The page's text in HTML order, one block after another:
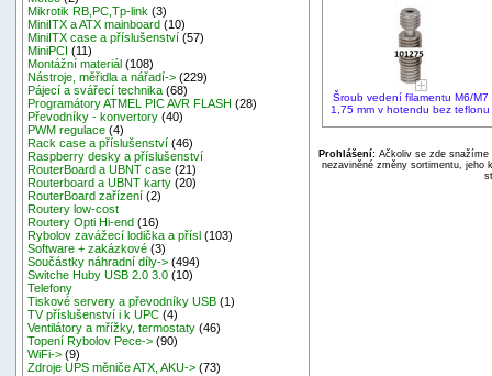
Mikrotik RB,PC,Tp-link (3)
MiniITX a ATX mainboard (10)
MiniITX case a příslušenství (57)
MiniPCI (11)
Montážní materiál (108)
Nástroje, měřidla a nářadí-> (229)
Pájecí a svářecí technika (68)
Programátory ATMEL PIC AVR FLASH (28)
Převodníky - konvertory (40)
PWM regulace (4)
Rack case a příslušenství (46)
Raspberry desky a příslušenství
RouterBoard a UBNT case (21)
Routerboard a UBNT karty (20)
RouterBoard zařízení (2)
Routery low-cost
Routery Opti Hi-end (16)
Rybolov zavážecí lodička a přísl (103)
Software + zakázkové (3)
Součástky náhradní díly-> (494)
Switche Huby USB 2.0 3.0 (10)
Telefony
Tiskové servery a převodníky USB (1)
TV příslušenství i k UPC (4)
Ventilátory a mřížky, termostaty (46)
Topení Rybolov Pece-> (90)
WiFi-> (9)
Zdroje UPS měniče ATX, AKU-> (73)
Šroub vedení filamentu M6/M7
1,75 mm v hotendu bez teflonu
Prohlášení:Ačkoliv se zde snažíme
nezaviněné změny sortimentu, jeho